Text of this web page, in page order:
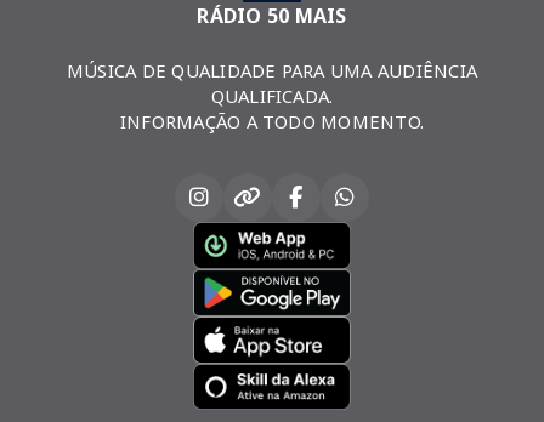
RÁDIO 50 MAIS
MÚSICA DE QUALIDADE PARA UMA AUDIÊNCIA
QUALIFICADA.
INFORMAÇÃO A TODO MOMENTO.